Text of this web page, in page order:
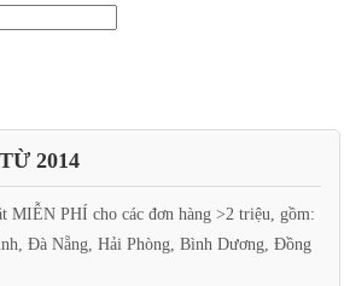
2014
MIỄN PHÍ cho các đơn hàng >2 triệu, gồm:
Đà Nẵng, Hải Phòng, Bình Dương, Đồng